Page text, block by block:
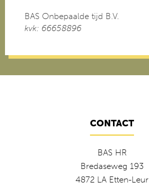
BAS Onbepaalde tijd B.V.
kvk: 66658896
CONTACT
BAS HR
Bredaseweg 193
4872 LA Etten-Leur